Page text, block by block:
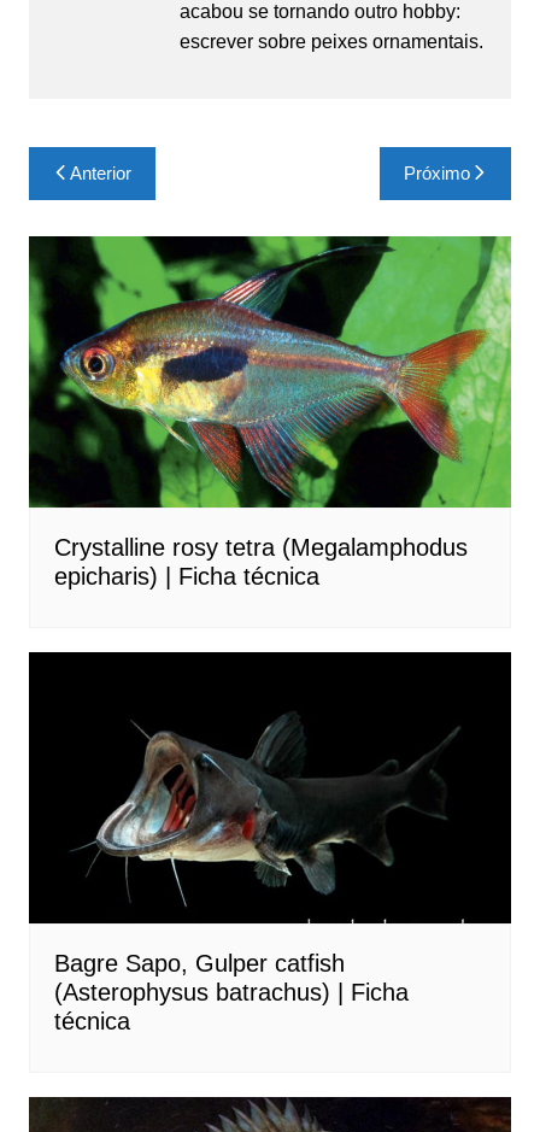
acabou se tornando outro hobby:
escrever sobre peixes ornamentais.
Navegação
de
Post
Anterior Próximo
Crystalline rosy tetra (Megalamphodus
epicharis) | Ficha técnica
Bagre Sapo, Gulper catfish
(Asterophysus batrachus) | Ficha
técnica